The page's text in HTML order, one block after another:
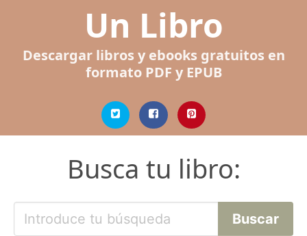
Un Libro
Descargar libros y ebooks gratuitos en
formato PDF y EPUB
Busca tu libro: